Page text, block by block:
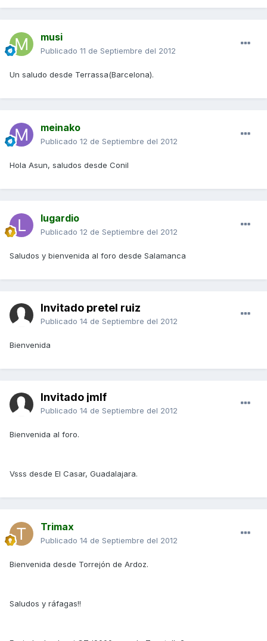
musi
Publicado 11 de Septiembre del 2012
Un saludo desde Terrassa(Barcelona).
meinako
Publicado 12 de Septiembre del 2012
Hola Asun, saludos desde Conil
lugardio
Publicado 12 de Septiembre del 2012
Saludos y bienvenida al foro desde Salamanca
Invitado pretel ruiz
Publicado 14 de Septiembre del 2012
Bienvenida
Invitado jmlf
Publicado 14 de Septiembre del 2012
Bienvenida al foro.
Vsss desde El Casar, Guadalajara.
Trimax
Publicado 14 de Septiembre del 2012
Bienvenida desde Torrejón de Ardoz.
Saludos y ráfagas!!